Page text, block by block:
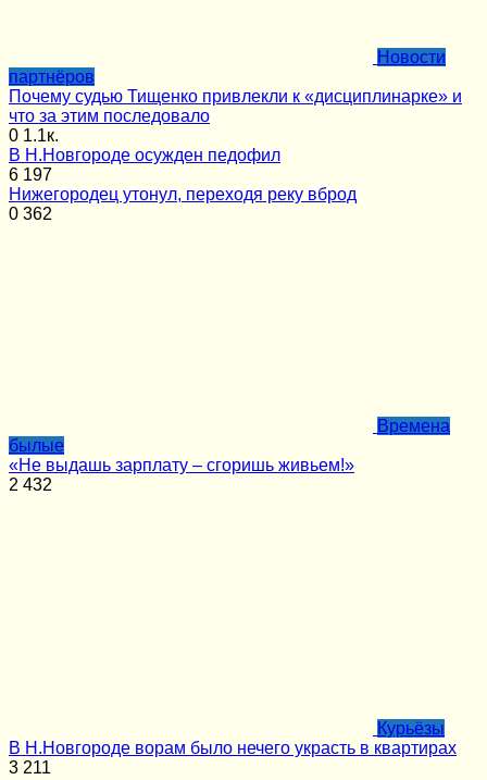
Новости
партнёров
Почему судью Тищенко привлекли к «дисциплинарке» и
что за этим последовало
0 1.1к.
В Н.Новгороде осужден педофил
6 197
Нижегородец утонул, переходя реку вброд
0 362
Времена
былые
«Не выдашь зарплату – сгоришь живьем!»
2 432
Курьёзы
В Н.Новгороде ворам было нечего украсть в квартирах
3 211